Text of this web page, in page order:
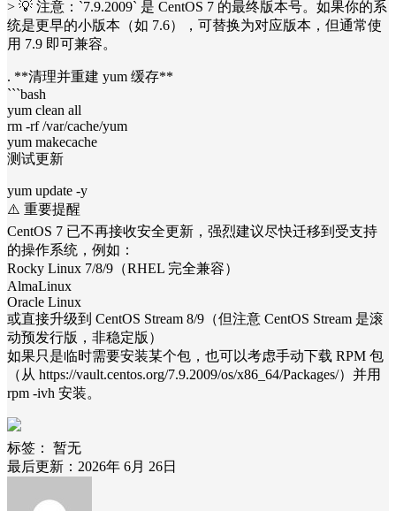
> 💡 注意：`7.9.2009` 是 CentOS 7 的最终版本号。如果你的系
统是更早的小版本（如 7.6），可替换为对应版本，但通常使
用 7.9 即可兼容。
. **清理并重建 yum 缓存**
```bash
yum clean all
rm -rf /var/cache/yum
yum makecache
测试更新
yum update -y
⚠️ 重要提醒
CentOS 7 已不再接收安全更新，强烈建议尽快迁移到受支持
的操作系统，例如：
Rocky Linux 7/8/9（RHEL 完全兼容）
AlmaLinux
Oracle Linux
或直接升级到 CentOS Stream 8/9（但注意 CentOS Stream 是滚
动预发行版，非稳定版）
如果只是临时需要安装某个包，也可以考虑手动下载 RPM 包
（从 https://vault.centos.org/7.9.2009/os/x86_64/Packages/）并用
rpm -ivh 安装。
标签：
暂无
最后更新：2026年 6月 26日